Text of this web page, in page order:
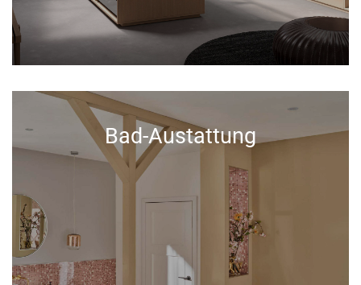
Bad-Austattung